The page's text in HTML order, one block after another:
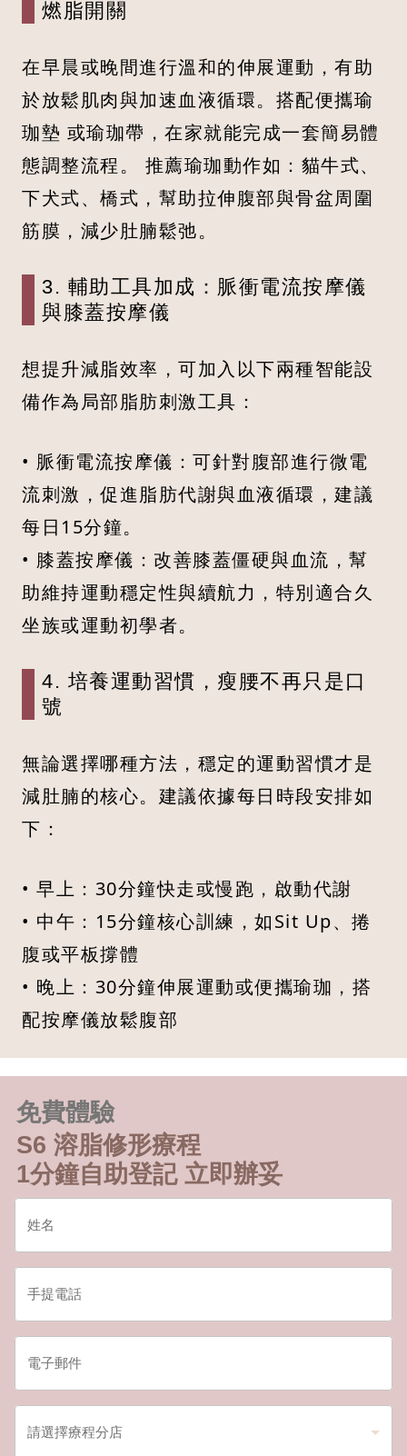
燃脂開關
在早晨或晚間進行溫和的伸展運動，有助
於放鬆肌肉與加速血液循環。搭配便攜瑜
珈墊 或瑜珈帶，在家就能完成一套簡易體
態調整流程。 推薦瑜珈動作如：貓牛式、
下犬式、橋式，幫助拉伸腹部與骨盆周圍
筋膜，減少肚腩鬆弛。
3. 輔助工具加成：脈衝電流按摩儀
與膝蓋按摩儀
想提升減脂效率，可加入以下兩種智能設
備作為局部脂肪刺激工具：
• 脈衝電流按摩儀：可針對腹部進行微電
流刺激，促進脂肪代謝與血液循環，建議
每日15分鐘。
• 膝蓋按摩儀：改善膝蓋僵硬與血流，幫
助維持運動穩定性與續航力，特別適合久
坐族或運動初學者。
4. 培養運動習慣，瘦腰不再只是口
號
無論選擇哪種方法，穩定的運動習慣才是
減肚腩的核心。建議依據每日時段安排如
下：
• 早上：30分鐘快走或慢跑，啟動代謝
• 中午：15分鐘核心訓練，如Sit Up、捲
腹或平板撐體
• 晚上：30分鐘伸展運動或便攜瑜珈，搭
配按摩儀放鬆腹部
免費體驗
S6 溶脂修形療程
1分鐘自助登記 立即辦妥